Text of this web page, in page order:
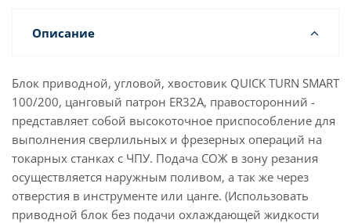
Описание
Блок приводной, угловой, хвостовик QUICK TURN SMART
100/200, цанговый патрон ER32A, правосторонний -
представляет собой высокоточное приспособление для
выполнения сверлильных и фрезерных операций на
токарных станках с ЧПУ. Подача СОЖ в зону резания
осуществляется наружным поливом, а так же через
отверстия в инструменте или цанге. (Использовать
приводной блок без подачи охлаждающей жидкости